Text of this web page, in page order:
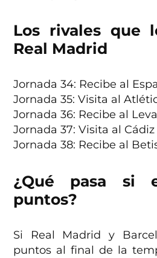
Los rivales que
Real Madrid
Jornada 34: Recibe al
Jornada 35: Visita al
Jornada 36: Recibe al
Jornada 37: Visita al Cádiz
Jornada 38: Recibe al
¿Qué pasa si
puntos?
Si Real Madrid y
puntos al final de la